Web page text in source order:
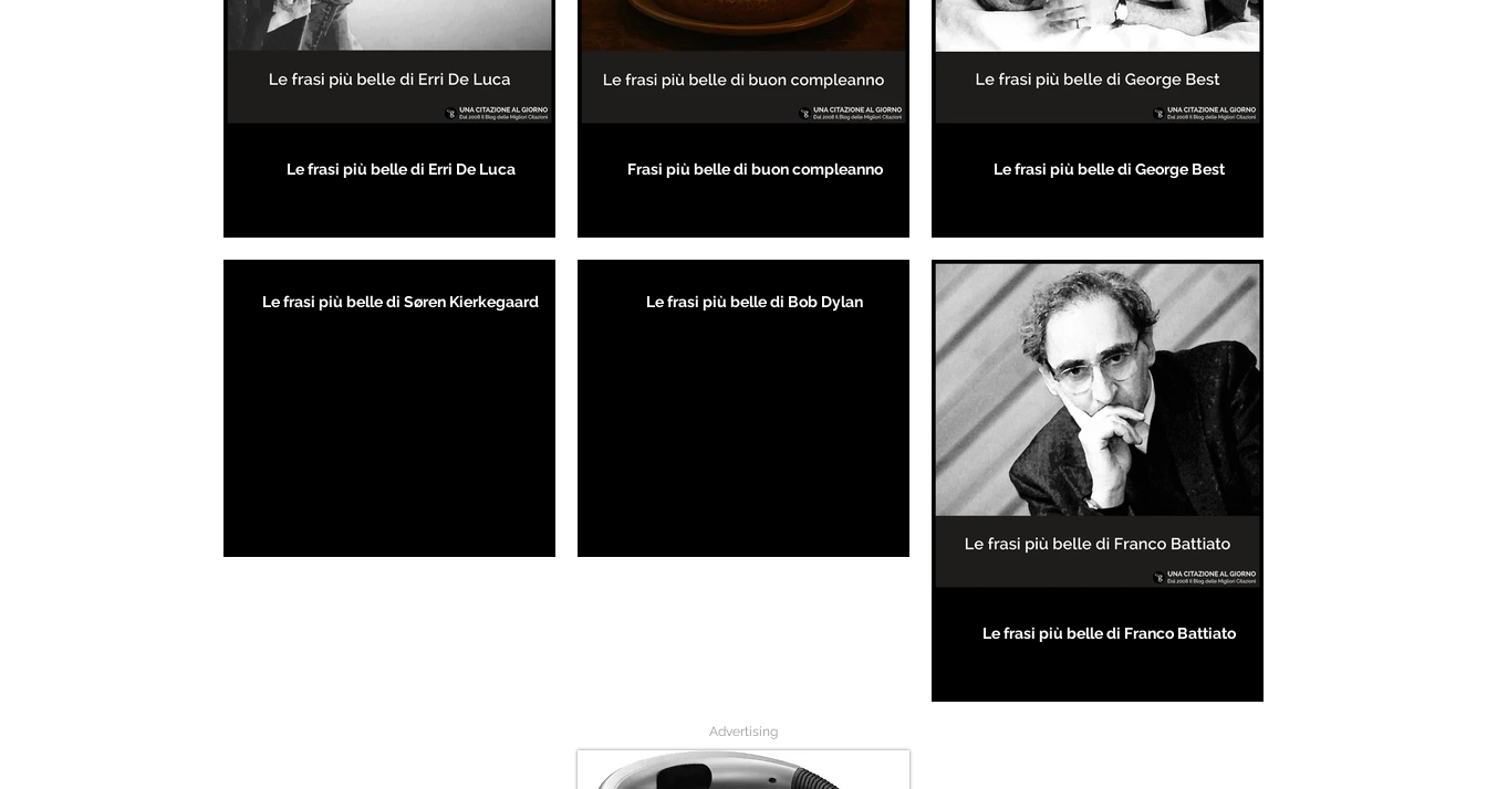
Le frasi più belle di Erri De Luca Frasi più belle di buon compleanno Le frasi più belle di George Best
Le frasi più belle di Søren Kierkegaard Le frasi più belle di Bob Dylan
Le frasi più belle di Franco Battiato
Advertising